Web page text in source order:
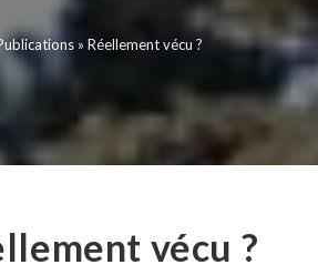
» Réellement vécu ?
vécu ?